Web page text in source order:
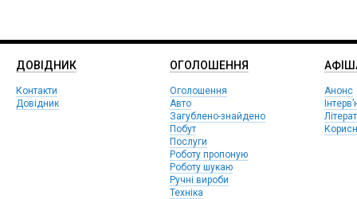
ДОВІДНИК
Контакти
Довідник
ОГОЛОШЕННЯ
Оголошення
Авто
Загублено-знайдено
Побут
Послуги
Роботу пропоную
Роботу шукаю
Ручні вироби
Техніка
Анонс